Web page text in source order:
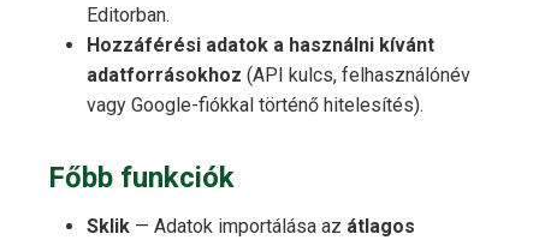
Editorban.
Hozzáférési adatok a használni kívánt
adatforrásokhoz (API kulcs, felhasználónév
vagy Google-fiókkal történő hitelesítés).
Főbb funkciók
Sklik — Adatok importálása az átlagos